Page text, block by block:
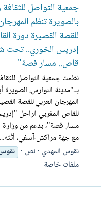
جمعية التواصل للثقافة
بالصويرة تنظم
للقصة القصيرة دورة
إدريس الخوري.. تحت
قاص.. مسار قصة"
نظمت جمعية التواصل
المهرجان العربي للقصة
للقاص المغربي الراحل
مسار قصة"، بدعم من وزارة
مع جهة مراكش-آسفي، أثُثه...
نقوس المهدي نص
ملفات خاصة